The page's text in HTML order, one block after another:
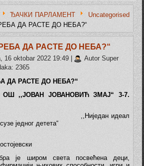
ЂАЧКИ ПАРЛАМЕНТ
Uncategorised
ДА РАСТЕ ДО НЕБА?“
ДА РАСТЕ ДО НЕБА?“
16 oktobar 2022 19:49
Autor Super
2365
ДА РАСТЕ ДО НЕБА?“
ОШ ,,ЈОВАН ЈОВАНОВИЋ ЗМАЈ“ 3-7.
идеал
једног детета“
је широм света посвећена деци,